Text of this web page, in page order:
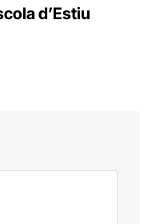
d’Estiu